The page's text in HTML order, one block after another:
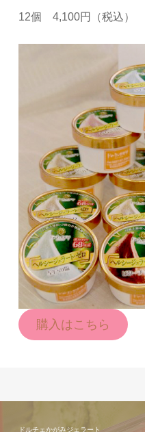
12個 4,100円（税込）
購入はこちら
ドルチェかがみジェラート